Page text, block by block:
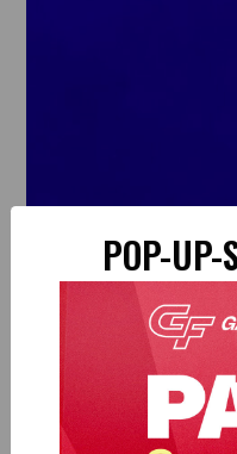
Venez
LASER
GÉNÉRATION
POP-UP-